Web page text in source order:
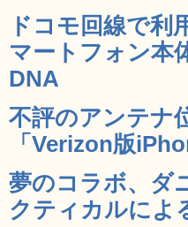
ドコモ回線で利
マートフォン本
DNA
不評のアンテナ
「Verizon版
夢のコラボ、ダ
クティカルによ